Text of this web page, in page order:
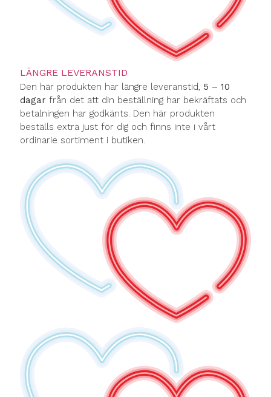
LÄNGRE LEVERANSTID
Den här produkten har längre leveranstid, 5 – 10
dagar från det att din beställning har bekräftats och
betalningen har godkänts. Den här produkten
beställs extra just för dig och finns inte i vårt
ordinarie sortiment i butiken.